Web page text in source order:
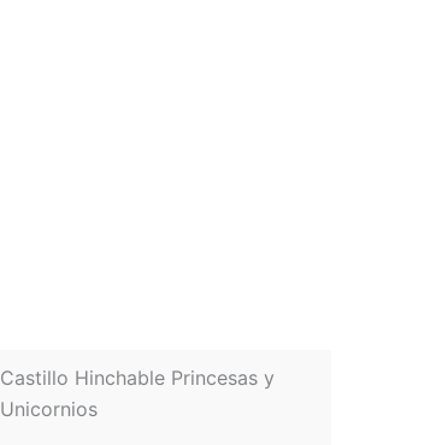
Castillo Hinchable Princesas y
Unicornios